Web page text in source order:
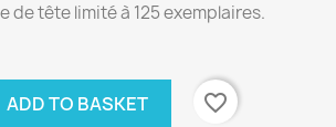
de tête limité à 125 exemplaires.
ADD TO BASKET
favorite_border